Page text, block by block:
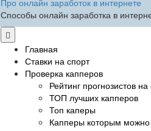
Про онлайн заработок в интернете
Способы онлайн заработка в
Главная
Ставки на спорт
Проверка капперов
Рейтинг прогнозистов на
ТОП лучших капперов
Топ каперы
Капперы которым можно